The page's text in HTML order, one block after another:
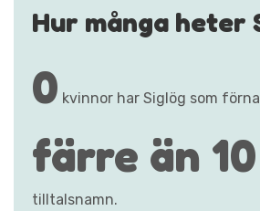
Hur många heter
0 kvinnor har Siglög som
färre än 10
tilltalsnamn.